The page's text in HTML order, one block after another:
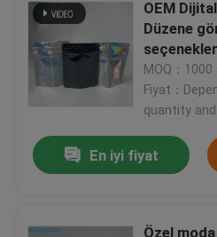
OEM
Düzene
MOQ：
Fiyat：
quantity
En iyi fiyat
Özel